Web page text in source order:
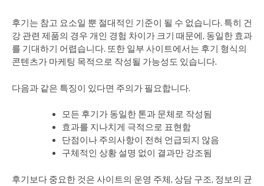
후기는 참고 요소일 뿐 절대적인 기준이 될 수 없습니다. 특히 건
강 관련 제품의 경우 개인 경험 차이가 크기 때문에, 동일한 효과
를 기대하기 어렵습니다. 또한 일부 사이트에서는 후기 형식의
콘텐츠가 마케팅 목적으로 작성될 가능성도 있습니다.
다음과 같은 특징이 있다면 주의가 필요합니다.
모든 후기가 동일한 톤과 문체로 작성됨
효과를 지나치게 극적으로 표현함
단점이나 주의사항이 전혀 언급되지 않음
구체적인 상황 설명 없이 결과만 강조됨
후기보다 중요한 것은 사이트의 운영 주체, 상담 구조, 정보의 균